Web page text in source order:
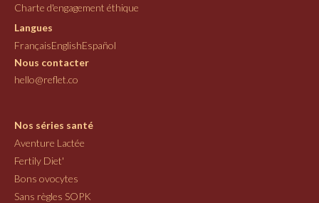
Charte d'engagement éthique
Langues
FrançaisEnglishEspañol
Nous contacter
hello@reflet.co
Nos séries santé
Aventure Lactée
Fertily Diet'
Bons ovocytes
Sans règles SOPK